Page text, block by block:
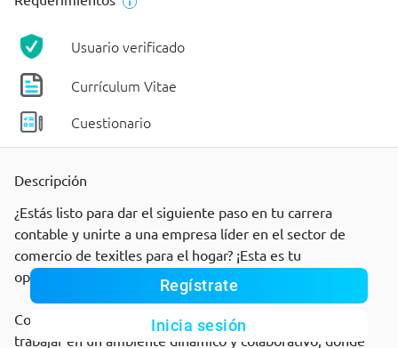
Usuario verificado
Currículum Vitae
Cuestionario
Descripción
¿Estás listo para dar el siguiente paso en tu carrera
contable y unirte a una empresa líder en el sector de
comercio de texitles para el hogar? ¡Esta es tu
oportunidad!
Como ANALISTA CONTABLE, tendrás la oportunidad de
trabajar en un ambiente dinámico y colaborativo, donde
Regístrate
Inicia sesión